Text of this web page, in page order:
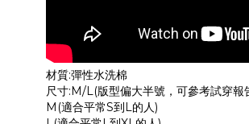
材質:彈性水洗棉
尺寸:M/L(版型偏大半號，可參考試穿報
M(適合平常S到L的人)